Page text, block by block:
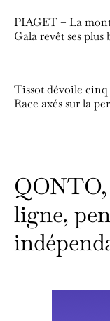
PIAGET – La
Gala revêt ses plus
Tissot dévoile
Race axés sur la
ligne,